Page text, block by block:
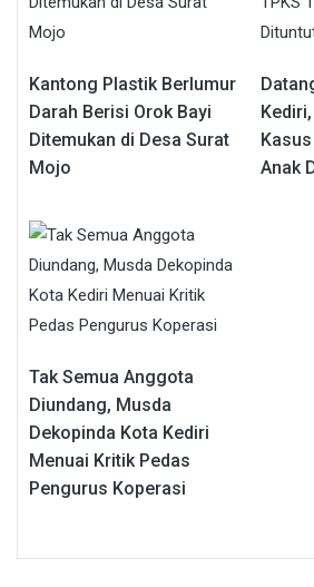
Kantong Plastik Berlumur
Darah Berisi Orok Bayi
Ditemukan di Desa Surat
Mojo
Anak
Tak Semua Anggota
Diundang, Musda
Dekopinda Kota Kediri
Menuai Kritik Pedas
Pengurus Koperasi